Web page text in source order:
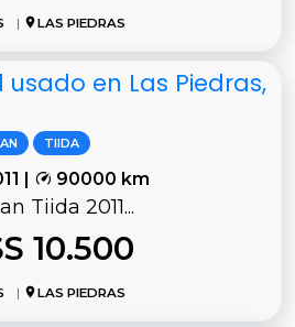
| LAS PIEDRAS
usado en Las Piedras,
TIIDA
| 90000 km
Tiida 2011...
10.500
| LAS PIEDRAS